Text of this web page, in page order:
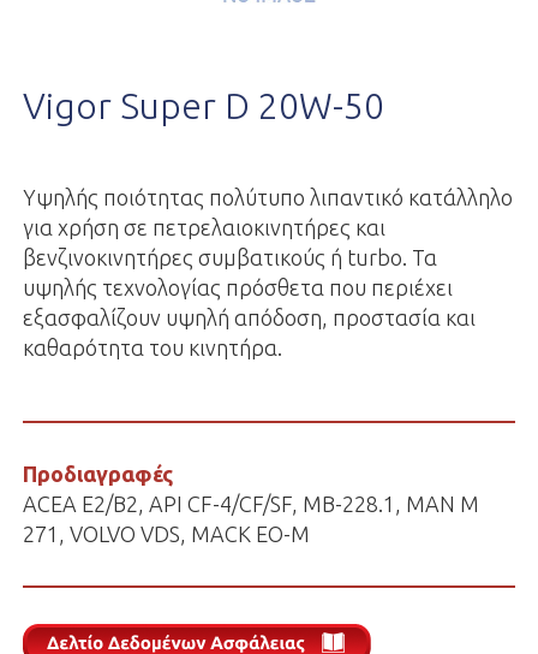
Vigor Super D 20W-50
Yψηλής ποιότητας πολύτυπο λιπαντικό κατάλληλο
για χρήση σε πετρελαιοκινητήρες και
βενζινοκινητήρες συμβατικούς ή turbo. Τα
υψηλής τεχνολογίας πρόσθετα που περιέχει
εξασφαλίζουν υψηλή απόδοση, προστασία και
καθαρότητα του κινητήρα.
Προδιαγραφές
ACEA E2/B2, API CF-4/CF/SF, MB-228.1, MAN Μ
271, VOLVO VDS, ΜΑCK EO-M